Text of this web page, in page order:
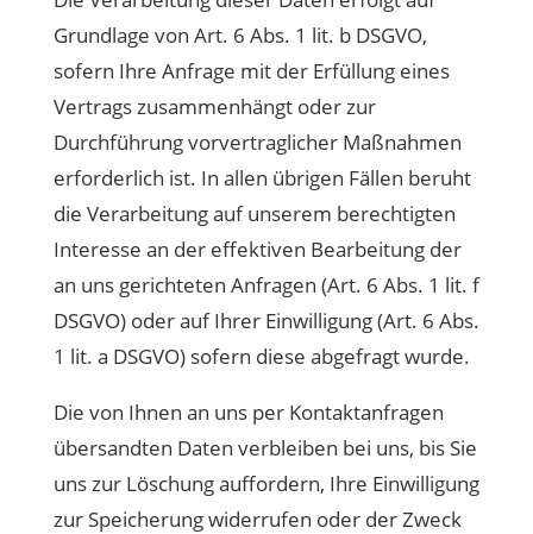
Grundlage von Art. 6 Abs. 1 lit. b DSGVO,
sofern Ihre Anfrage mit der Erfüllung eines
Vertrags zusammenhängt oder zur
Durchführung vorvertraglicher Maßnahmen
erforderlich ist. In allen übrigen Fällen beruht
die Verarbeitung auf unserem berechtigten
Interesse an der effektiven Bearbeitung der
an uns gerichteten Anfragen (Art. 6 Abs. 1 lit. f
DSGVO) oder auf Ihrer Einwilligung (Art. 6 Abs.
1 lit. a DSGVO) sofern diese abgefragt wurde.
Die von Ihnen an uns per Kontaktanfragen
übersandten Daten verbleiben bei uns, bis Sie
uns zur Löschung auffordern, Ihre Einwilligung
zur Speicherung widerrufen oder der Zweck